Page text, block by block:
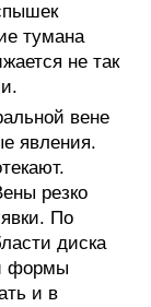
тумана
не так
вене
явления.
резко
По
диска
формы
и в